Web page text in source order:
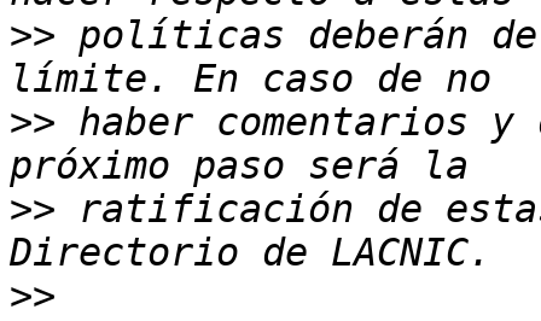
>> políticas deberán
>> haber comentarios y
>> ratificación de
>>